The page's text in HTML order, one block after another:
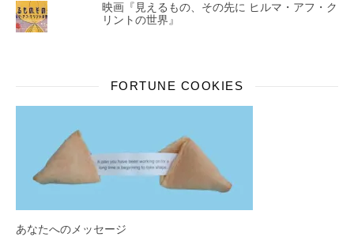
映画『見えるもの、その先に ヒルマ・アフ・ク
リントの世界』
FORTUNE COOKIES
あなたへのメッセージ